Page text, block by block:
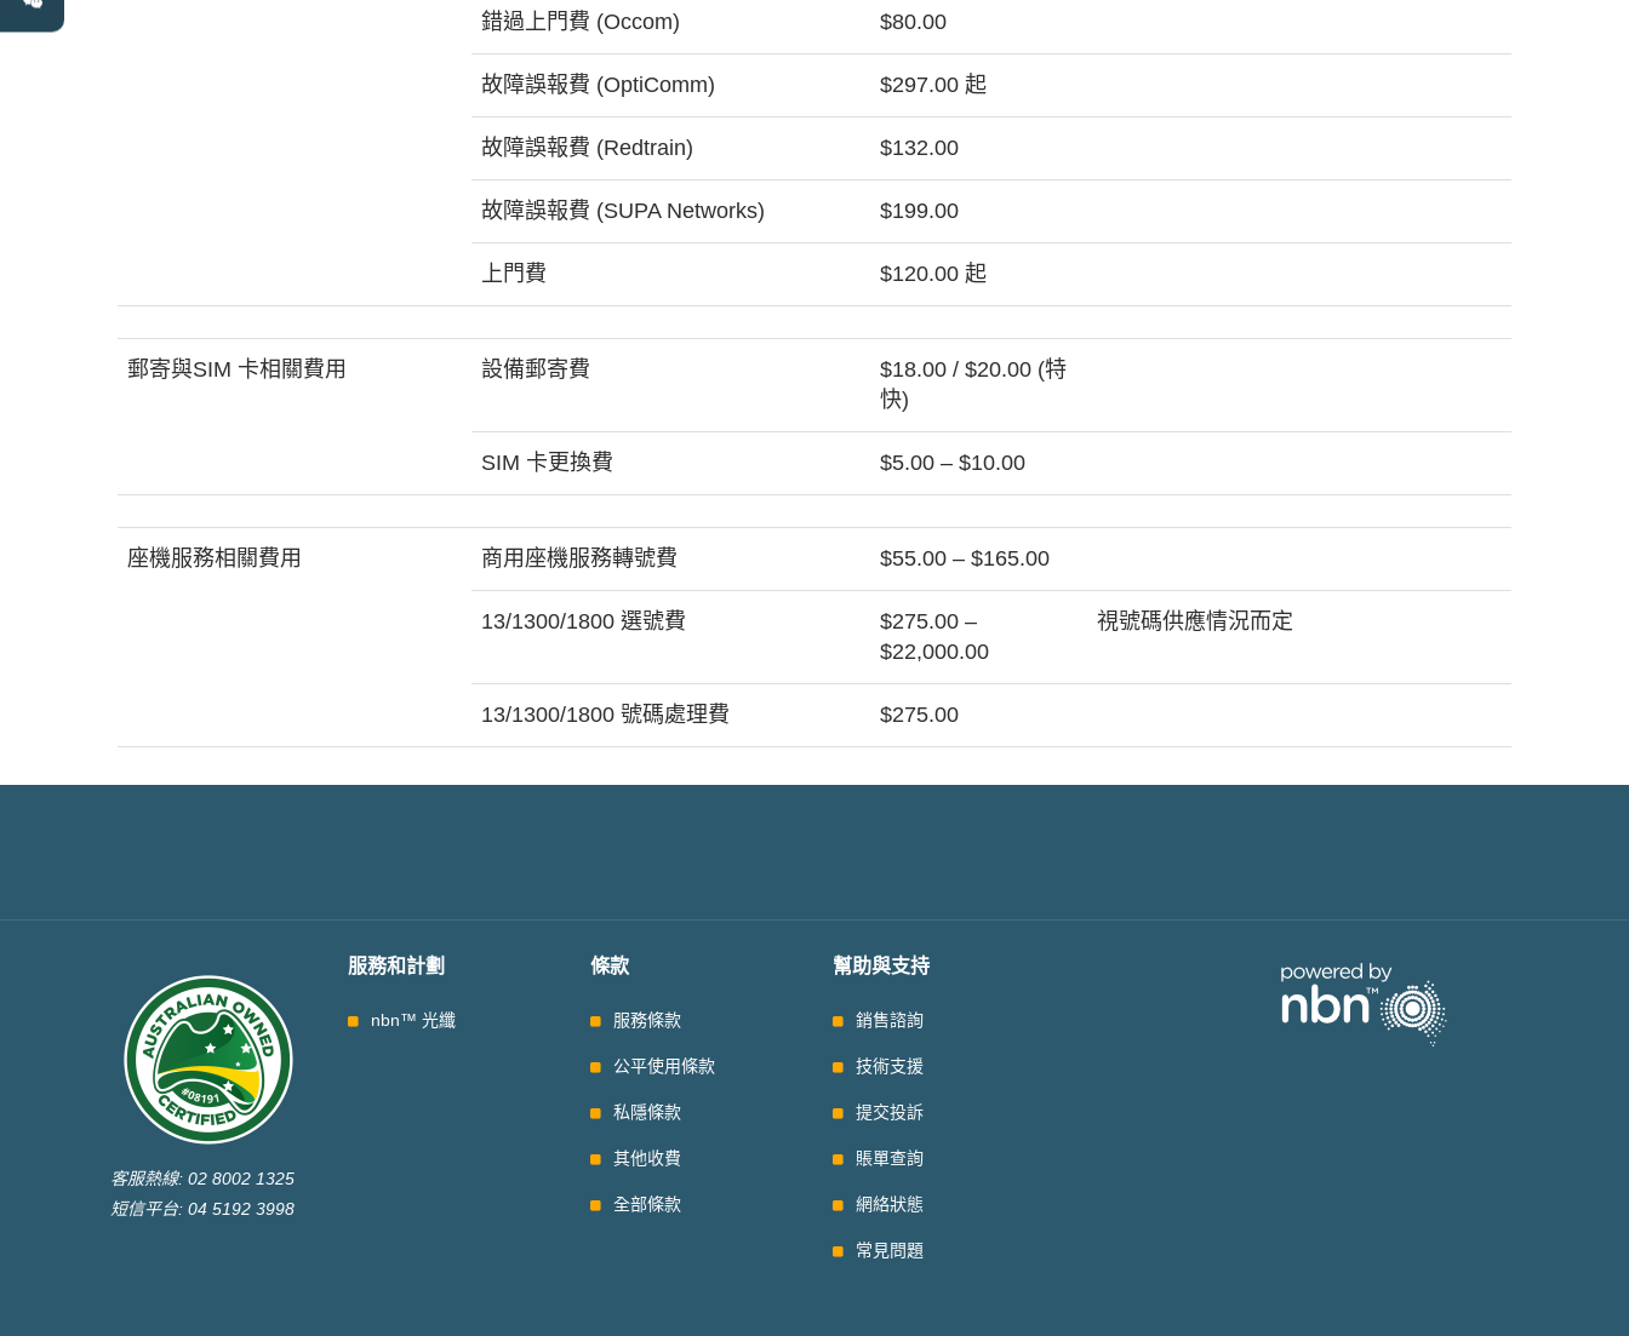
錯過上門費 (Occom) $80.00
故障誤報費 (OptiComm) $297.00 起
故障誤報費 (Redtrain) $132.00
故障誤報費 (SUPA Networks) $199.00
上門費 $120.00 起
郵寄與SIM 卡相關費用 設備郵寄費
$18.00 / $20.00 (特
快)
SIM 卡更換費 $5.00 – $10.00
座機服務相關費用 商用座機服務轉號費 $55.00 – $165.00
13/1300/1800 選號費
$275.00 –
$22,000.00
視號碼供應情況而定
13/1300/1800 號碼處理費 $275.00
客服熱線: 02 8002 1325
短信平台: 04 5192 3998
服務和計劃
nbn™ 光纖
條款
服務條款
公平使用條款
私隱條款
其他收費
全部條款
幫助與支持
銷售諮詢
技術支援
提交投訴
賬單查詢
網絡狀態
常見問題